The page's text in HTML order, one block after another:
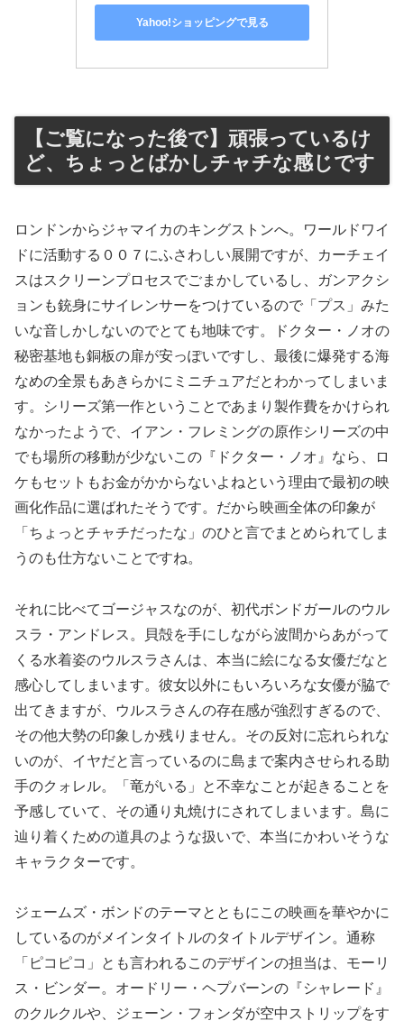
Yahoo!ショッピングで見る
【ご覧になった後で】頑張っているけ
ど、ちょっとばかしチャチな感じです
ロンドンからジャマイカのキングストンへ。ワールドワイ
ドに活動する００７にふさわしい展開ですが、カーチェイ
スはスクリーンプロセスでごまかしているし、ガンアクシ
ョンも銃身にサイレンサーをつけているので「プス」みた
いな音しかしないのでとても地味です。ドクター・ノオの
秘密基地も銅板の扉が安っぽいですし、最後に爆発する海
なめの全景もあきらかにミニチュアだとわかってしまいま
す。シリーズ第一作ということであまり製作費をかけられ
なかったようで、イアン・フレミングの原作シリーズの中
でも場所の移動が少ないこの『ドクター・ノオ』なら、ロ
ケもセットもお金がかからないよねという理由で最初の映
画化作品に選ばれたそうです。だから映画全体の印象が
「ちょっとチャチだったな」のひと言でまとめられてしま
うのも仕方ないことですね。
それに比べてゴージャスなのが、初代ボンドガールのウル
スラ・アンドレス。貝殻を手にしながら波間からあがって
くる水着姿のウルスラさんは、本当に絵になる女優だなと
感心してしまいます。彼女以外にもいろいろな女優が脇で
出てきますが、ウルスラさんの存在感が強烈すぎるので、
その他大勢の印象しか残りません。その反対に忘れられな
いのが、イヤだと言っているのに島まで案内させられる助
手のクォレル。「竜がいる」と不幸なことが起きることを
予感していて、その通り丸焼けにされてしまいます。島に
辿り着くための道具のような扱いで、本当にかわいそうな
キャラクターです。
ジェームズ・ボンドのテーマとともにこの映画を華やかに
しているのがメインタイトルのタイトルデザイン。通称
「ピコピコ」とも言われるこのデザインの担当は、モーリ
ス・ビンダー。オードリー・ヘプバーンの『シャレード』
のクルクルや、ジェーン・フォンダが空中ストリップをす